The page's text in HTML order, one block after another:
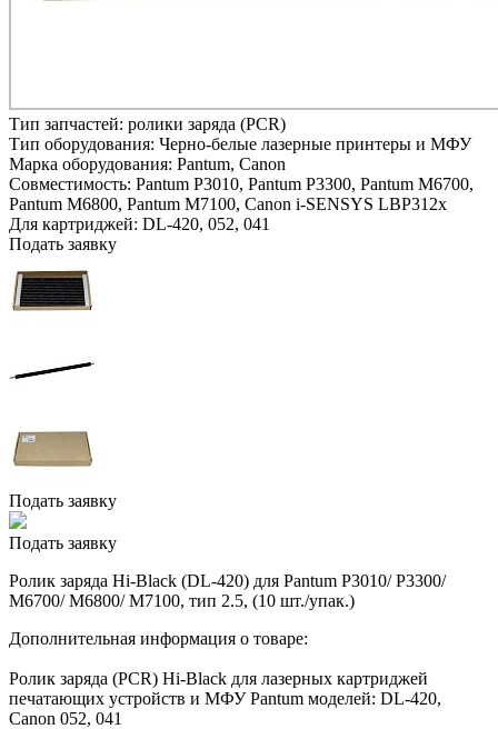
Тип запчастей: ролики заряда (PCR)
Тип оборудования: Черно-белые лазерные принтеры и МФУ
Марка оборудования: Pantum, Canon
Совместимость: Pantum P3010, Pantum P3300, Pantum M6700,
Pantum M6800, Pantum M7100, Canon i-SENSYS LBP312x
Для картриджей: DL-420, 052, 041
Подать заявку
Подать заявку
Подать заявку
Ролик заряда Hi-Black (DL-420) для Pantum P3010/ P3300/
M6700/ M6800/ M7100, тип 2.5, (10 шт./упак.)
Дополнительная информация о товаре:
Ролик заряда (PCR) Hi-Black для лазерных картриджей
печатающих устройств и МФУ Pantum моделей: DL-420,
Canon 052, 041